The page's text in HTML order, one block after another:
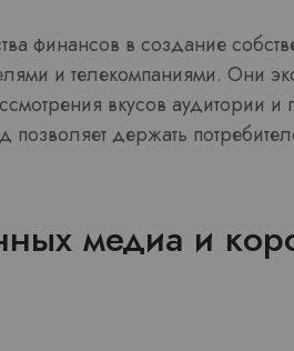
финансов в создание
и телекомпаниями. Они
вкусов аудитории и
держать
медиа и